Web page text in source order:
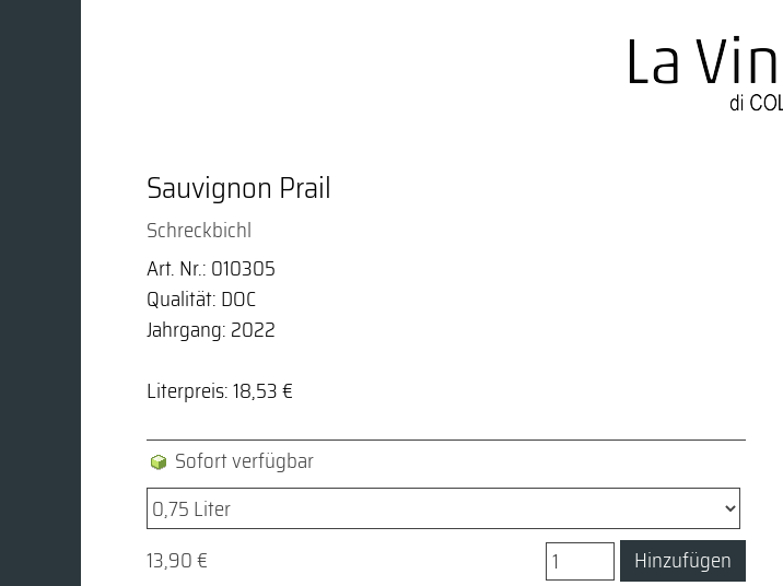
Sauvignon Prail
Schreckbichl
Art. Nr.: 010305
Qualität: DOC
Jahrgang: 2022
Literpreis: 18,53 €
Sofort verfügbar
13,90 € Hinzufügen